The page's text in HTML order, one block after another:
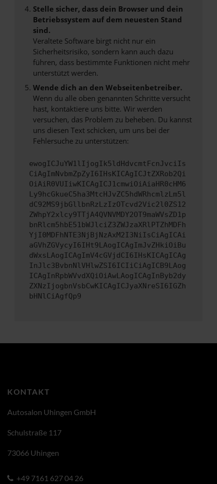
Stelle sicher, dass dein Browser und dein
Betriebssystem auf dem neuesten Stand
sind.
Veraltete Software birgt nicht nur ein
Sicherheitsrisiko, sondern kann auch dazu
führen, dass bestimmte Funktionen nicht mehr
unterstützt werden.
Wende dich an den Webseitenbetreiber.
Wenn du alle oben genannten Schritte versucht
hast, kontaktiere uns bitte. Wir werden
versuchen, das Problem zu beheben. Du kannst
uns diesen Text schicken, um uns bei der
Fehlersuche zu unterstützen:
ewogICJuYW1lIjogIk5ldHdvcmtFcnJvciIs
CiAgImNvbmZpZyI6IHsKICAgICJtZXRob2Qi
OiAiR0VUIiwKICAgICJ1cmwiOiAiaHR0cHM6
Ly9hcGkueC5ha3MtcHJvZC5hdWRhcmlzLm5l
dC92MS9jbGllbnRzLzIzOTcvd2Vic2l0ZS12
ZWhpY2xlcy9TTjA4QVNVMDY2OT9maWVsZD1p
bnRlcm5hbE51bWJlciZ3ZWJzaXRlPTZhMDFh
YjI0MDFhNTE3NjBjNzAxM2I3NiIsCiAgICAi
aGVhZGVycyI6IHt9LAogICAgImJvZHkiOiBu
dWxsLAogICAgImV4cGVjdCI6IHsKICAgICAg
InJlc3BvbnNlVHlwZSI6ICIiCiAgICB9LAog
ICAgInRpbWVvdXQiOiAwLAogICAgInByb2dy
ZXNzIjogbnVsbCwKICAgICJyaXNreSI6IGZh
bHNlCiAgfQp9
KONTAKT
Autosalon Uhingen GmbH
Schulstraße 117
73066 Uhingen
+49 7161 627 04 26